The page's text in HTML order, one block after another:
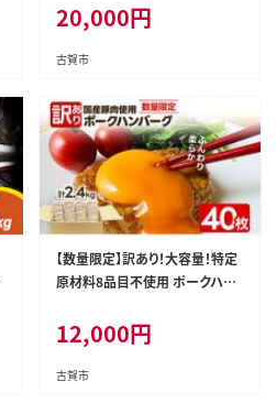
粗挽き 食べ比べ 冷凍 ストック
おつまみ 博多の薫り やみつきJU
MBO あらびき大将 バジル＆パ
20,000円
古賀市
【数量限定】訳あり！大容量！特定
原材料8品目不使用 ポークハン
肉使用 国産玉ねぎ 訳あり ポー
クハンバーグ お取り寄せグルメ
お取り寄せ 福岡 お土産 九州 福
12,000円
古賀市